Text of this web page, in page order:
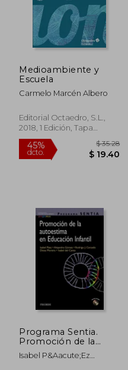
$ 11.25
$ 23.80
Medioambiente y
Escuela
Carmelo Marcén Albero
Editorial Octaedro, S.L.,
2018, 1 Edición, Tapa
Blanda, Nuevo
Programa Sentia.
Promoción de la
Autoestima en
Educación Infantil
Isabel P&Aacute;Ez